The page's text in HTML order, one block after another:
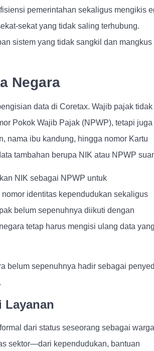
pemerintahan sekaligus mengikis
sekat yang tidak saling terhubung.
sistem yang tidak sangkil dan mangkus
Negara
data di Coretax. Wajib pajak tidak
Pokok Wajib Pajak (NPWP), tetapi juga
nama ibu kandung, hingga nomor Kartu
tambahan berupa NIK atau NPWP
NIK sebagai NPWP untuk
identitas kependudukan sekaligus
belum sepenuhnya diikuti dengan
tetap harus mengisi ulang data yang
belum sepenuhnya hadir sebagai
Layanan
dari status seseorang sebagai warga
sektor—dari kependudukan, bantuan